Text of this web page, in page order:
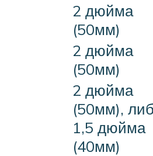
2 дюйма
(50мм)
2 дюйма
(50мм)
2 дюйма
(50мм),
1,5 дюйма
(40мм)